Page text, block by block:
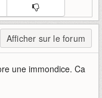
Afficher sur le forum
une immondice. Ca